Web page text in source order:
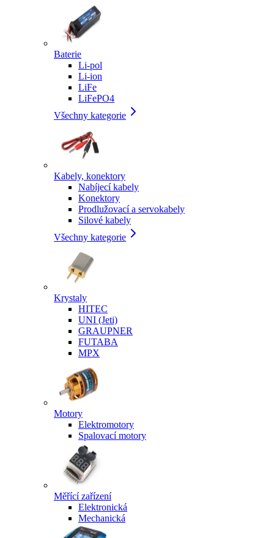
Baterie
Li-pol
Li-ion
LiFe
LiFePO4
Všechny kategorie
Kabely, konektory
Nabíjecí kabely
Konektory
Prodlužovací a servokabely
Silové kabely
Všechny kategorie
Krystaly
HITEC
UNI (Jeti)
GRAUPNER
FUTABA
MPX
Motory
Elektromotory
Spalovací motory
Měřící zařízení
Elektronická
Mechanická